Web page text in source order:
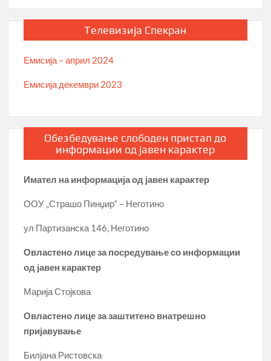
Телевизија Спекран
Емисија – април 2024
Емисија декември 2023
Обезбедување слободен пристап до
информации од јавен карактер
Имател на информација од јавен карактер
ООУ „Страшо Пинџир“ – Неготино
ул Партизанска 146, Неготино
Овластено лице за посредување со информации
од јавен карактер
Марија Стојкова
Овластено лице за заштитено внатрешно
пријавување
Билјана Ристовска